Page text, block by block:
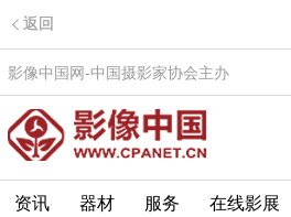
返回
影像中国网-中国摄影家协会主办
资讯 器材 服务 在线影展